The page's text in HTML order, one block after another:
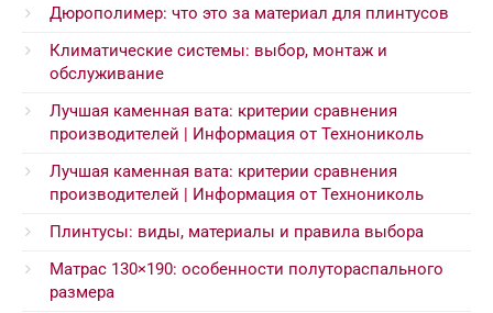
Дюрополимер: что это за материал для плинтусов
Климатические системы: выбор, монтаж и
обслуживание
Лучшая каменная вата: критерии сравнения
производителей | Информация от Технониколь
Лучшая каменная вата: критерии сравнения
производителей | Информация от Технониколь
Плинтусы: виды, материалы и правила выбора
Матрас 130×190: особенности полутораспального
размера